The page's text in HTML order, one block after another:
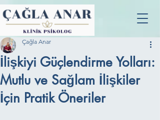
İlişkiyi Güçlendirme Yolları:
Mutlu ve Sağlam İlişkiler
İçin Pratik Öneriler
Çağla Anar